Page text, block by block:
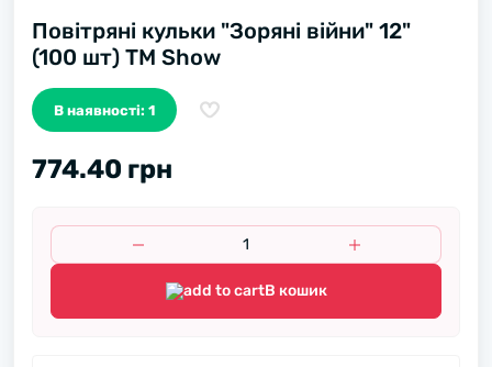
Повітряні кульки "Зоряні війни" 12"
(100 шт) ТМ Show
В наявності: 1
774.40 грн
В кошик